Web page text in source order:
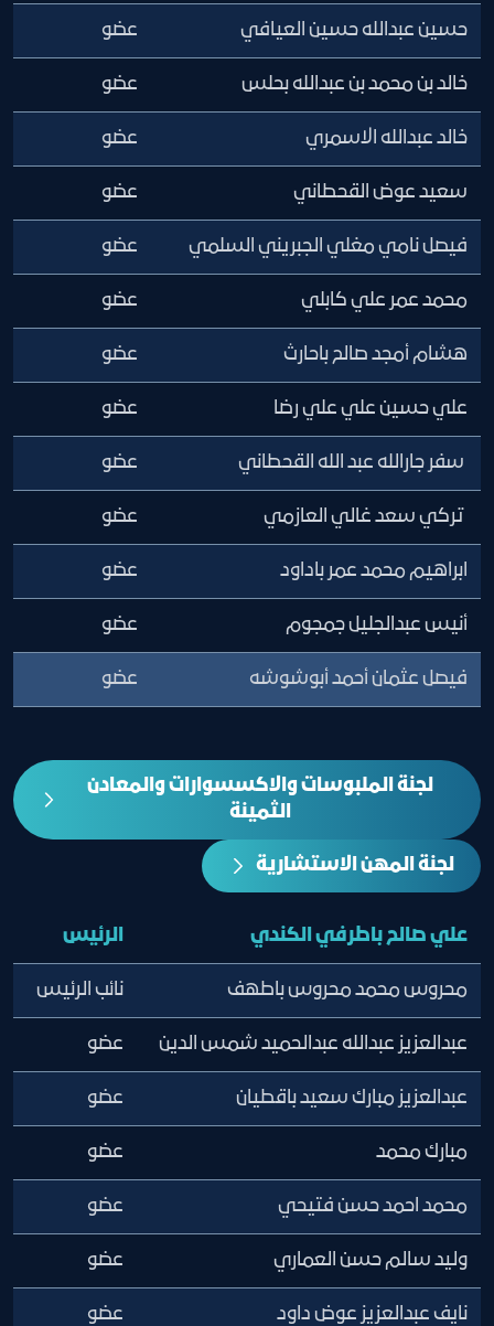
حسين عبدالله حسين العيافي عضو
خالد بن محمد بن عبدالله بحلس عضو
خالد عبدالله الاسمري عضو
سعيد عوض القحطاني عضو
فيصل نامي مغلي الجبريني السلمي عضو
محمد عمر علي كابلي عضو
هشام أمجد صالح باحارث عضو
علي حسين علي علي رضا عضو
سفر جارالله عبد الله القحطاني عضو
تركي سعد غالي العازمي عضو
ابراهيم محمد عمر باداود عضو
أنيس عبدالجليل جمجوم عضو
فيصل عثمان أحمد أبوشوشه عضو
لجنة الملبوسات والاكسسوارات والمعادن
الثمينة
لجنة المهن الاستشارية
علي صالح باطرفي الكندي الرئيس
محروس محمد محروس باطهف نائب الرئيس
عبدالعزيز عبدالله عبدالحميد شمس الدين عضو
عبدالعزيز مبارك سعيد باقطيان عضو
مبارك محمد عضو
محمد احمد حسن فتيحي عضو
وليد سالم حسن العماري عضو
نايف عبدالعزيز عوض داود عضو